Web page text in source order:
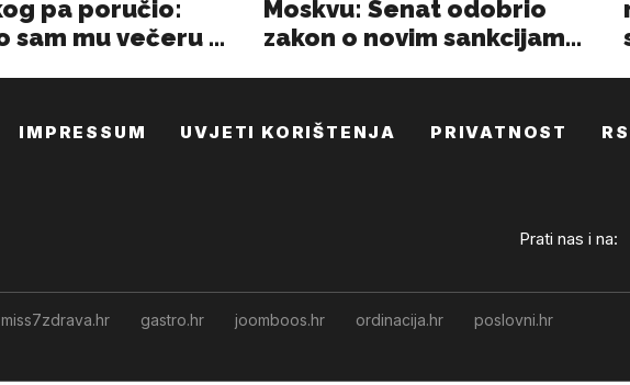
IMPRESSUM UVJETI KORIŠTENJA PRIVATNOST
Prati nas i na:
miss7zdrava.hr gastro.hr joomboos.hr ordinacija.hr
poslovni.hr